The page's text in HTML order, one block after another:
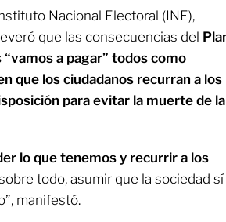
Nacional Electoral (INE),
que las consecuencias del
a pagar” todos como
que los ciudadanos recurran a los
para evitar la muerte de la
lo que tenemos y recurrir a los
todo, asumir que la sociedad sí
manifestó.